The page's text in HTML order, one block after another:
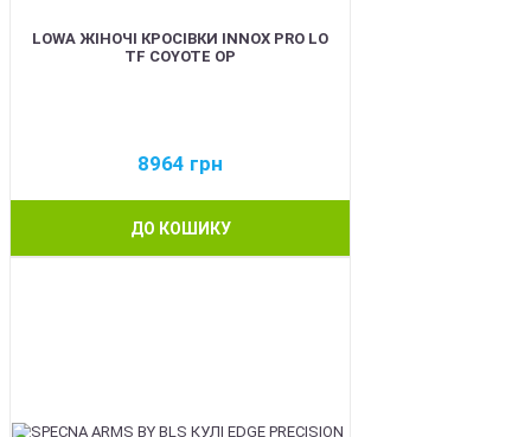
LOWA ЖІНОЧІ КРОСІВКИ INNOX PRO LO
TF COYOTE OP
8964 грн
ДО КОШИКУ